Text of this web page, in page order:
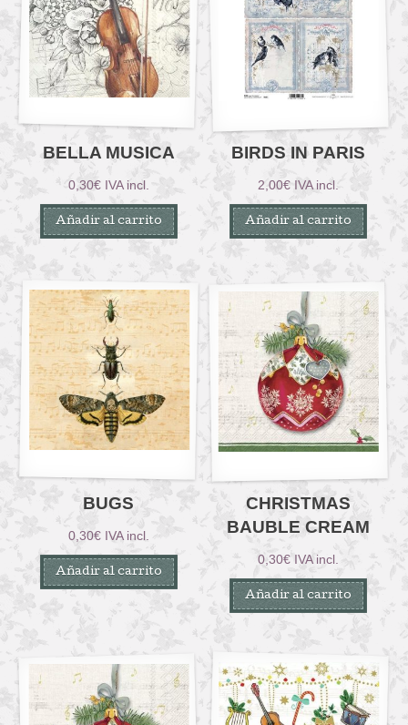
BELLA MUSICA
0,30€ IVA incl.
Añadir al carrito
BIRDS IN PARIS
2,00€ IVA incl.
Añadir al carrito
BUGS
0,30€ IVA incl.
Añadir al carrito
CHRISTMAS
BAUBLE CREAM
0,30€ IVA incl.
Añadir al carrito